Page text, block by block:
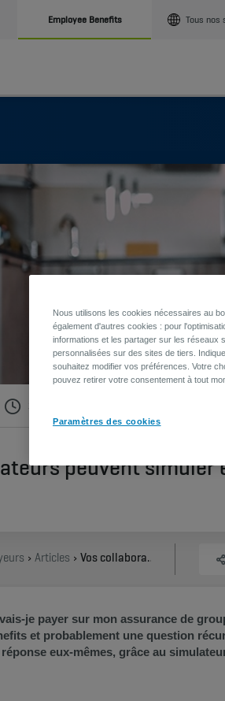
Employee Benefits Tous nos
peuvent
Articles Vos collaborateurs peuvent simuler eux-mêmes le montant net de leur assurance de groupe
je payer sur mon assurance de
et probablement une question
eux-mêmes, grâce au
Nous utilisons les cookies nécessaires au
également d'autres cookies : pour
informations et les partager sur les réseaux
personnalisées sur des sites de tiers.
souhaitez modifier vos préférences. Votre
pouvez retirer votre consentement à tout
Paramètres des cookies